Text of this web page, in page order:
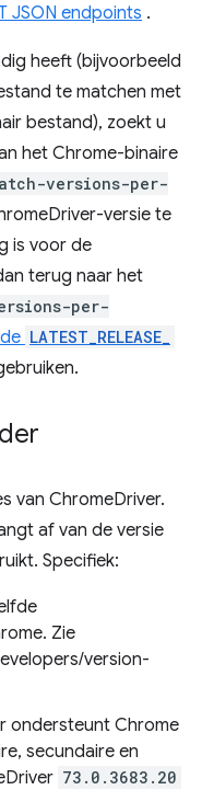
JSON endpoints .
heeft (bijvoorbeeld
te matchen met
bestand), zoekt u
het Chrome-binaire
versions-per-
versie te
is voor de
terug naar het
per-
de LATEST_RELEASE_
van ChromeDriver.
af van de versie
Specifiek:
Zie
version-
ondersteunt Chrome
secundaire en
73.0.3683.20